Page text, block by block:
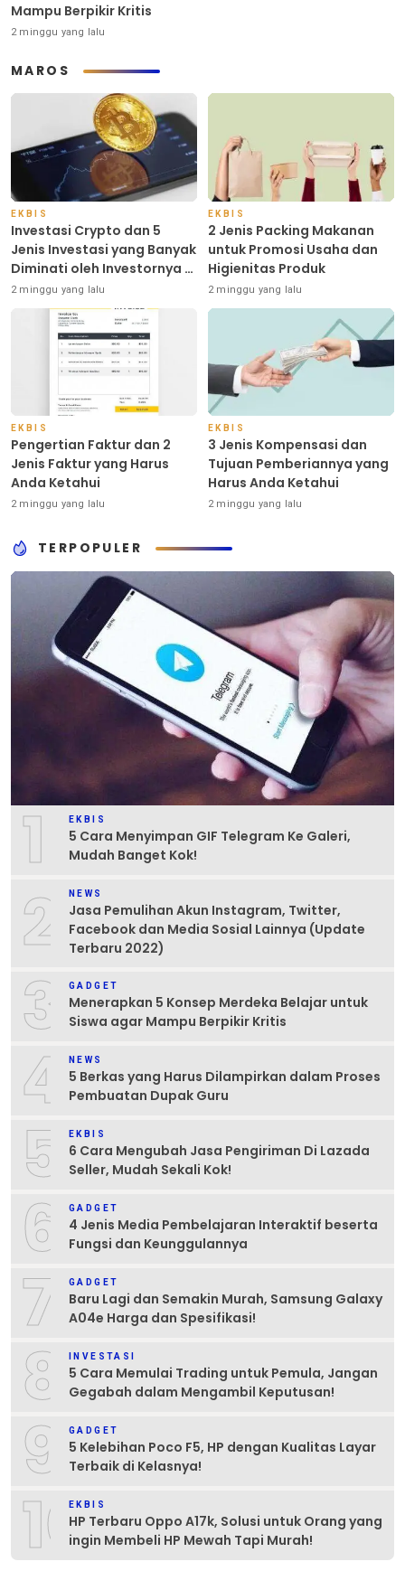
Mampu Berpikir Kritis
2 minggu yang lalu
MAROS
EKBIS
Investasi Crypto dan 5
Jenis Investasi yang Banyak
Diminati oleh Investornya di
Indonesia
2 minggu yang lalu
EKBIS
2 Jenis Packing Makanan
untuk Promosi Usaha dan
Higienitas Produk
2 minggu yang lalu
EKBIS
Pengertian Faktur dan 2
Jenis Faktur yang Harus
Anda Ketahui
2 minggu yang lalu
EKBIS
3 Jenis Kompensasi dan
Tujuan Pemberiannya yang
Harus Anda Ketahui
2 minggu yang lalu
TERPOPULER
1 EKBIS
5 Cara Menyimpan GIF Telegram Ke Galeri,
Mudah Banget Kok!
2 NEWS
Jasa Pemulihan Akun Instagram, Twitter,
Facebook dan Media Sosial Lainnya (Update
Terbaru 2022)
3 GADGET
Menerapkan 5 Konsep Merdeka Belajar untuk
Siswa agar Mampu Berpikir Kritis
4 NEWS
5 Berkas yang Harus Dilampirkan dalam Proses
Pembuatan Dupak Guru
5 EKBIS
6 Cara Mengubah Jasa Pengiriman Di Lazada
Seller, Mudah Sekali Kok!
6 GADGET
4 Jenis Media Pembelajaran Interaktif beserta
Fungsi dan Keunggulannya
7 GADGET
Baru Lagi dan Semakin Murah, Samsung Galaxy
A04e Harga dan Spesifikasi!
8 INVESTASI
5 Cara Memulai Trading untuk Pemula, Jangan
Gegabah dalam Mengambil Keputusan!
9 GADGET
5 Kelebihan Poco F5, HP dengan Kualitas Layar
Terbaik di Kelasnya!
10EKBIS
HP Terbaru Oppo A17k, Solusi untuk Orang yang
ingin Membeli HP Mewah Tapi Murah!